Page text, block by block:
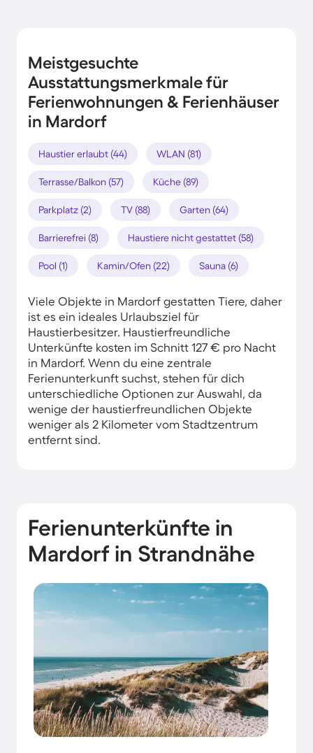
Meistgesuchte
Ausstattungsmerkmale für
Ferienwohnungen & Ferienhäuser
in Mardorf
Haustier erlaubt (44) WLAN (81)
Terrasse/Balkon (57) Küche (89)
Parkplatz (2) TV (88) Garten (64)
Barrierefrei (8) Haustiere nicht gestattet (58)
Pool (1) Kamin/Ofen (22) Sauna (6)
Viele Objekte in Mardorf gestatten Tiere, daher
ist es ein ideales Urlaubsziel für
Haustierbesitzer. Haustierfreundliche
Unterkünfte kosten im Schnitt 127 € pro Nacht
in Mardorf. Wenn du eine zentrale
Ferienunterkunft suchst, stehen für dich
unterschiedliche Optionen zur Auswahl, da
wenige der haustierfreundlichen Objekte
weniger als 2 Kilometer vom Stadtzentrum
entfernt sind.
Ferienunterkünfte in
Mardorf in Strandnähe